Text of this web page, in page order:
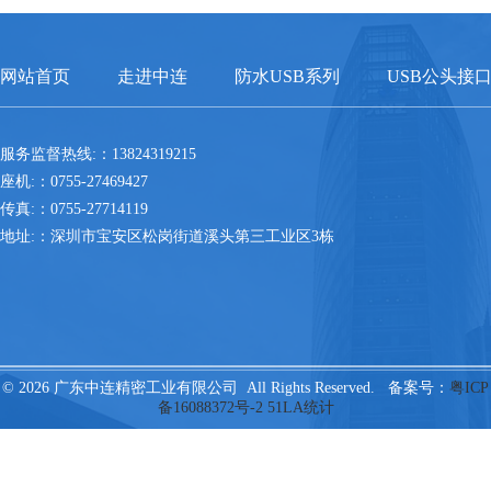
网站首页 走进中连 防水USB系列 USB公头接口
服务监督热线:：13824319215
座机:：0755-27469427
传真:：0755-27714119
地址:：深圳市宝安区松岗街道溪头第三工业区3栋
© 2026 广东中连精密工业有限公司 All Rights Reserved. 备案号： 粤ICP
备16088372号-2 51LA统计